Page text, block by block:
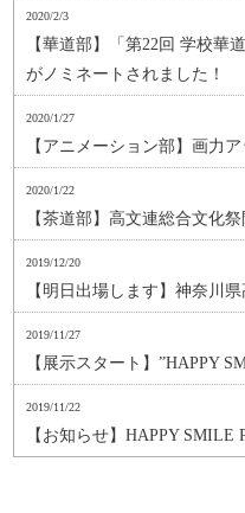
2020/2/3
【華道部】「第22回 学校華
がノミネートされました！
2020/1/27
【アニメーション部】画力
2020/1/22
【茶道部】高文連総合文化
2019/12/20
【明日出場します】神奈川
2019/11/27
【展示スタート】”HAPPY
2019/11/22
【お知らせ】HAPPY SMILE